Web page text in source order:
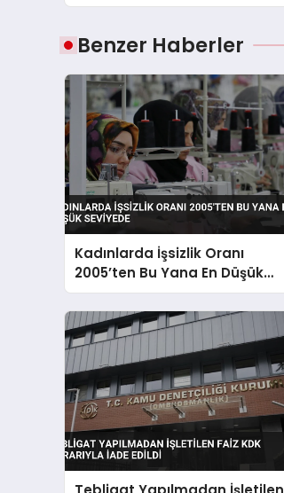
Benzer Haberler
Kadınlarda İşsizlik Oranı
2005’ten Bu Yana En Düşük
Seviyede